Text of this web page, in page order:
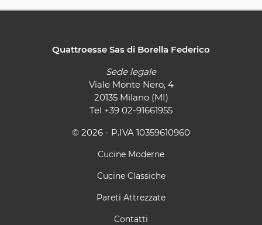
Quattroesse Sas di Borella Federico
Sede legale
Viale Monte Nero, 4
20135 Milano (MI)
Tel +39 02-91661955
© 2026 - P.IVA 10359610960
Cucine Moderne
Cucine Classiche
Pareti Attrezzate
Contatti